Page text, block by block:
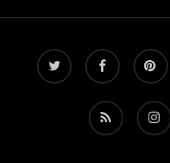
twitter facebook pinterest
RSS